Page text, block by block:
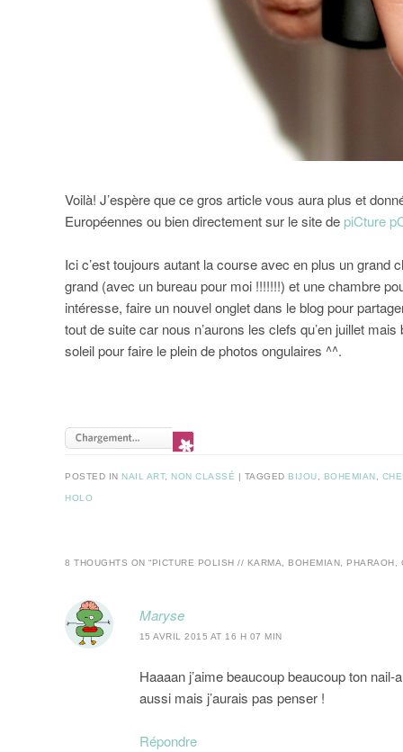
Voilà! J’espère que ce gros article vous aura plus et
Européennes ou bien directement sur le site de piCture
Ici c’est toujours autant la course avec en plus un grand
grand (avec un bureau pour moi !!!!!!!) et une chambre
intéresse, faire un nouvel onglet dans le blog pour
tout de suite car nous n’aurons les clefs qu’en juillet
soleil pour faire le plein de photos ongulaires ^^.
POSTED IN NAIL ART, NON CLASSÉ | TAGGED BIJOU BOHEMIAN
HOLO
8 THOUGHTS ON “PICTURE POLISH // KARMA, BOHEMIAN, PHARAOH,
Maryse
15 AVRIL 2015 AT 16 H 07 MIN
Haaaan j’aime beaucoup beaucoup ton
aussi mais j’aurais pas penser !
Répondre